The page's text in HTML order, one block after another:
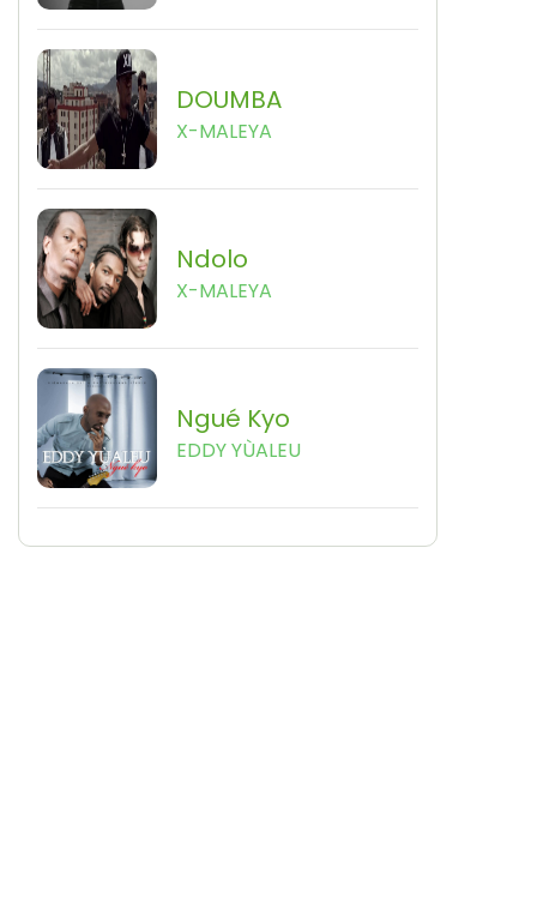
DOUMBA
X-MALEYA
Ndolo
X-MALEYA
Ngué Kyo
EDDY YÙALEU